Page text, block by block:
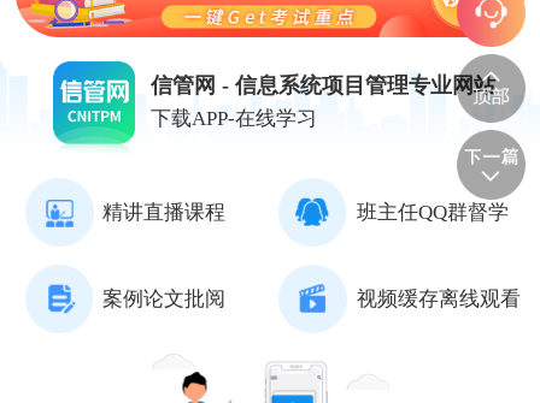
信管网 - 信息系统项目管理专业网站
下载APP-在线学习
精讲直播课程 班主任QQ群督学
案例论文批阅 视频缓存离线观看